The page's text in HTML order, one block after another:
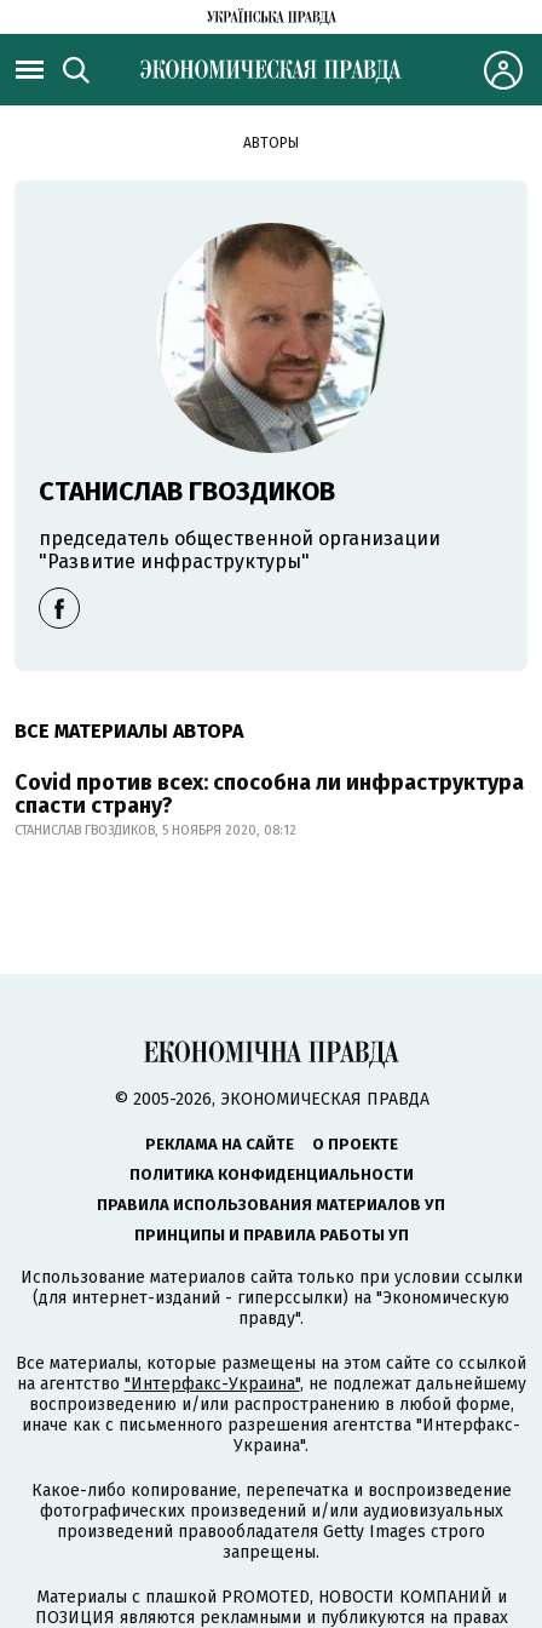
АВТОРЫ
СТАНИСЛАВ ГВОЗДИКОВ
председатель общественной организации
"Развитие инфраструктуры"
ВСЕ МАТЕРИАЛЫ АВТОРА
Covid против всех: способна ли инфраструктура
спасти страну?
СТАНИСЛАВ ГВОЗДИКОВ, 5 НОЯБРЯ 2020, 08:12
© 2005-2026, ЭКОНОМИЧЕСКАЯ ПРАВДА
РЕКЛАМА НА САЙТЕ
О ПРОЕКТЕ
ПОЛИТИКА КОНФИДЕНЦИАЛЬНОСТИ
ПРАВИЛА ИСПОЛЬЗОВАНИЯ МАТЕРИАЛОВ УП
ПРИНЦИПЫ И ПРАВИЛА РАБОТЫ УП
Использование материалов сайта только при условии ссылки
(для интернет-изданий - гиперссылки) на "Экономическую
правду".
Все материалы, которые размещены на этом сайте со ссылкой
на агентство "Интерфакс-Украина", не подлежат дальнейшему
воспроизведению и/или распространению в любой форме,
иначе как с письменного разрешения агентства "Интерфакс-
Украина".
Какое-либо копирование, перепечатка и воспроизведение
фотографических произведений и/или аудиовизуальных
произведений правообладателя Getty Images строго
запрещены.
Материалы с плашкой PROMOTED, НОВОСТИ КОМПАНИЙ и
ПОЗИЦИЯ являются рекламными и публикуются на правах